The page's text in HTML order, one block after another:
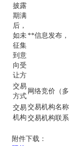
披露
期满
后，
如未
征集
到意
向受
让方
**信息发布
交易
方式
网络竞价（多
交易
机构
交易机构名称
交易机构联
附件下载：